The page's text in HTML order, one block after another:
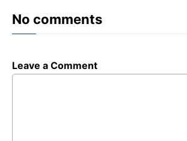
No comments
Leave a Comment